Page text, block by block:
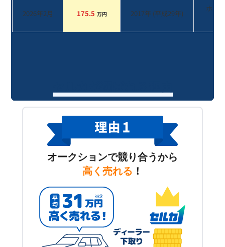
2026年2月 175.5 万円 2017年 (平成29年)
ホワ
オークションで競り合うから
高く売れる ！